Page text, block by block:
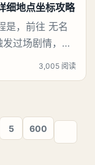
细地点坐标攻略
是，前往 无名
过场剧情，选
打4只野猪)，
【被围攻的山
地图所示
3,005 阅读
5 600